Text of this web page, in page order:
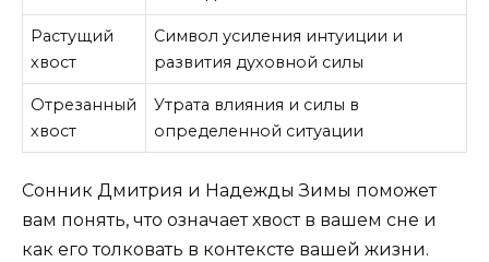
Растущий
хвост
Символ усиления интуиции и
развития духовной силы
Отрезанный
хвост
Утрата влияния и силы в
определенной ситуации
Сонник Дмитрия и Надежды Зимы поможет
вам понять, что означает хвост в вашем сне и
как его толковать в контексте вашей жизни.